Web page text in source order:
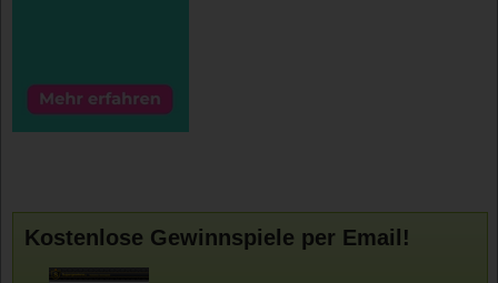
Kostenlose Gewinnspiele per Email!